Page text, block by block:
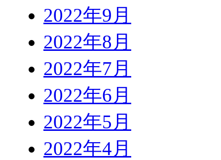
2022年9月
2022年8月
2022年7月
2022年6月
2022年5月
2022年4月